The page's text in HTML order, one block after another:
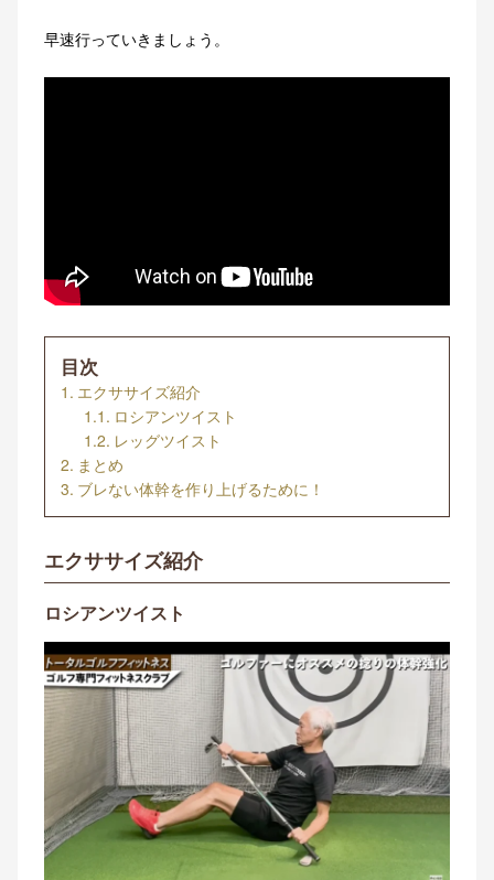
早速行っていきましょう。
目次
エクササイズ紹介
ロシアンツイスト
レッグツイスト
まとめ
ブレない体幹を作り上げるために！
エクササイズ紹介
ロシアンツイスト